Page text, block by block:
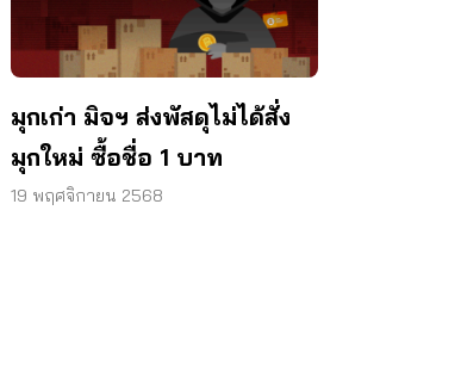
มุกเก่า มิจฯ ส่งพัสดุไม่ได้สั่ง
มุกใหม่ ซื้อชื่อ 1 บาท
19 พฤศจิกายน 2568